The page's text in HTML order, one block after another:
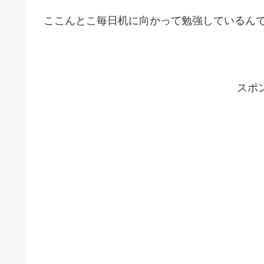
ここんとこ毎日机に向かって勉強しているんで
スポ